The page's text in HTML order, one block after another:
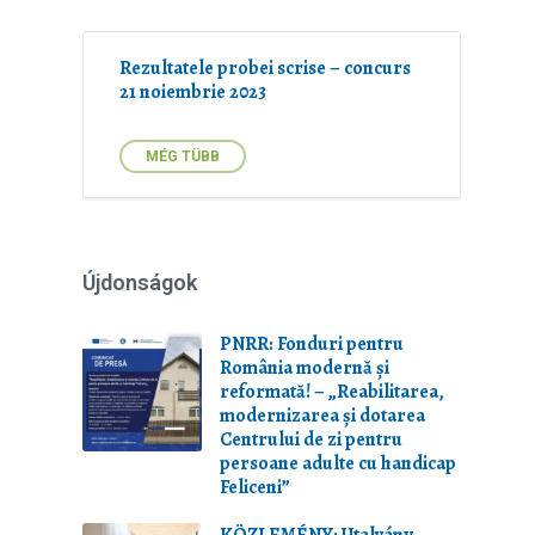
Rezultatele probei scrise – concurs
21 noiembrie 2023
MÉG TÜBB
Újdonságok
PNRR: Fonduri pentru
România modernă și
reformată! – „Reabilitarea,
modernizarea și dotarea
Centrului de zi pentru
persoane adulte cu handicap
Feliceni”